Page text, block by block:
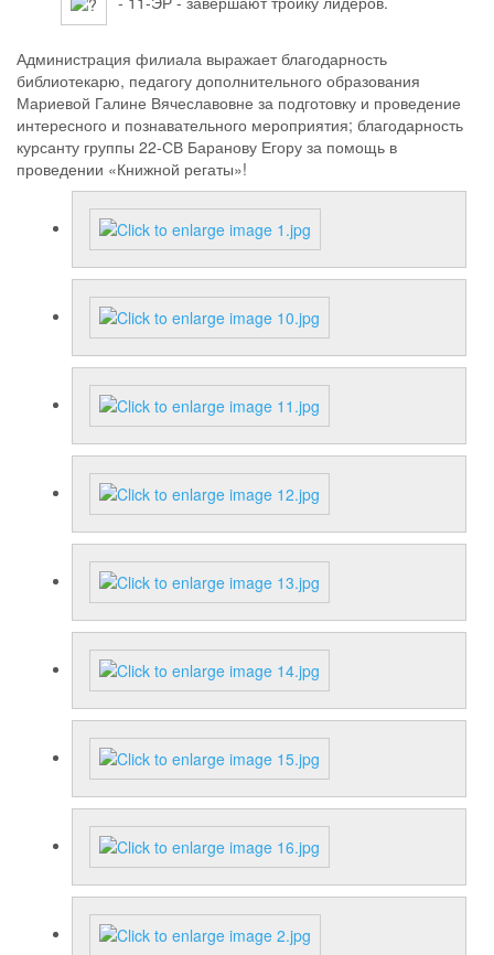
Администрация филиала выражает благодарность
библиотекарю, педагогу дополнительного образования
Мариевой Галине Вячеславовне за подготовку и проведение
интересного и познавательного мероприятия; благодарность
курсанту группы 22-СВ Баранову Егору за помощь в
проведении «Книжной регаты»!